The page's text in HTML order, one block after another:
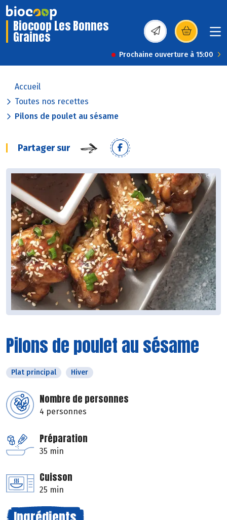
Biocoop Les Bonnes
Graines (s’ouvre dans une
Prochaine ouverture à 15:00
Accueil
Toutes nos recettes
Pilons de poulet au sésame
Partager sur
Pilons de poulet au sésame
Plat principal Hiver
Nombre de personnes
4 personnes
Préparation
35 min
Cuisson
25 min